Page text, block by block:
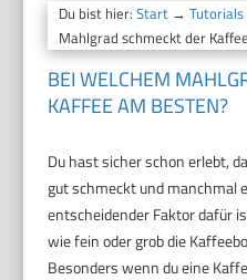
Du bist hier:Start →Tutorials
Mahlgrad schmeckt der
BEI WELCHEM
KAFFEE AM BESTEN?
Du hast sicher schon erlebt,
gut schmeckt und manchmal
entscheidender Faktor dafür
wie fein oder grob die
Besonders wenn du eine